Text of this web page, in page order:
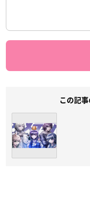
この記事